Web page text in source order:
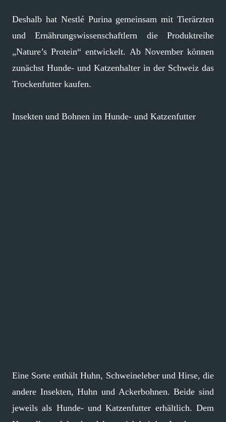
Deshalb hat Nestlé Purina gemeinsam mit Tierärzten
und Ernährungswissenschaftlern die Produktreihe
„Nature’s Protein“ entwickelt. Ab November können
zunächst Hunde- und Katzenhalter in der Schweiz das
Trockenfutter kaufen.
Insekten und Bohnen im Hunde- und Katzenfutter
Eine Sorte enthält Huhn, Schweineleber und Hirse, die
andere Insekten, Huhn und Ackerbohnen. Beide sind
jeweils als Hunde- und Katzenfutter erhältlich. Dem